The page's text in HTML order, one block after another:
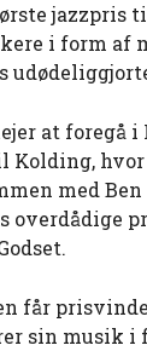
jazzpris
i form af
at foregå i
Kolding,
med
overdådige
får
sin musik i